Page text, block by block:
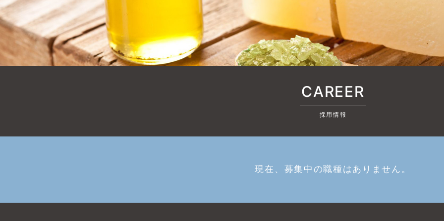
CAREER
採用情報
現在、募集中の職種はありません。